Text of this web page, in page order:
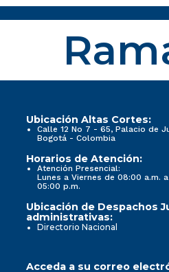
Ubicación Altas Cortes:
Calle 12 No 7 - 65, Palacio de
Bogotá - Colombia
Horarios de Atención:
Atención Presencial:
Lunes a Viernes de 08:00 a.m.
05:00 p.m.
Ubicación de Despachos
administrativas:
Directorio Nacional
Acceda a su correo